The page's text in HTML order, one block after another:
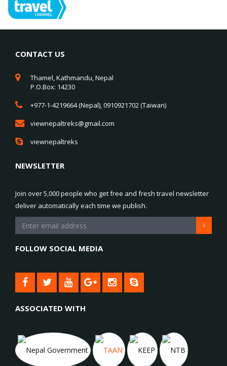
CONTACT US
Thamel, Kathmandu, Nepal
P.O.Box: 14230
+977-1-4219664 (Nepal), 0910921702 (Taiwan)
viewnepaltreks@gmail.com
viewnepaltreks
NEWSLETTER
Join over 5,000 people who get free and fresh travel newsletter
deliver automatically each time we publish.
FOLLOW SOCIAL MEDIA
ASSOCIATED WITH